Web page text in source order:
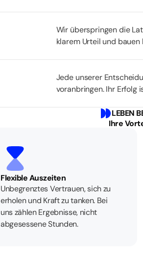
Wir überspringen die
klarem Urteil und
Jede unserer
voranbringen. Ihr
LEBEN
Ihre
Flexible Auszeiten
Unbegrenztes Vertrauen, sich zu
erholen und Kraft zu tanken. Bei
uns zählen Ergebnisse, nicht
abgesessene Stunden.